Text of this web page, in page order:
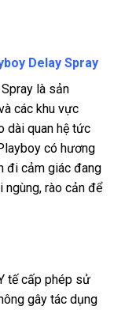
Delay Spray
là sản
các khu vực
dài quan hệ tức
có hương
đi cảm giác đang
rào cản để
tế cấp phép sử
gây tác dụng